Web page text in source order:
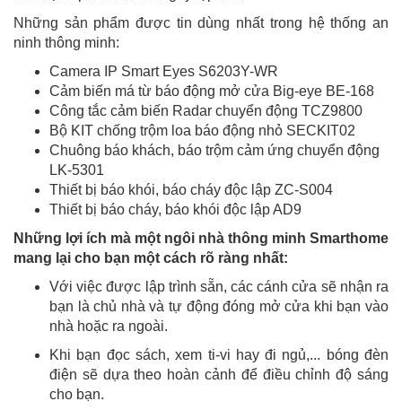
Những sản phẩm được tin dùng nhất trong hệ thống an
ninh thông minh:
Camera IP Smart Eyes S6203Y-WR
Cảm biến má từ báo động mở cửa Big-eye BE-168
Công tắc cảm biến Radar chuyển động TCZ9800
Bộ KIT chống trộm loa báo động nhỏ SECKIT02
Chuông báo khách, báo trộm cảm ứng chuyển động
LK-5301
Thiết bị báo khói, báo cháy độc lập ZC-S004
Thiết bị báo cháy, báo khói độc lập AD9
Những lợi ích mà một ngôi nhà thông minh Smarthome
mang lại cho bạn một cách rõ ràng nhất:
Với việc được lập trình sẵn, các cánh cửa sẽ nhận ra
bạn là chủ nhà và tự động đóng mở cửa khi bạn vào
nhà hoặc ra ngoài.
Khi bạn đọc sách, xem ti-vi hay đi ngủ,... bóng đèn
điện sẽ dựa theo hoàn cảnh để điều chỉnh độ sáng
cho bạn.